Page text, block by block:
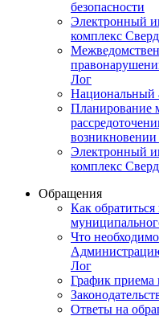
безопасности
Электронный
комплекс
Лог
Национальный
Планирование
Электронный
комплекс
Обращения
Как
Что
Лог
График приема
Ответы на